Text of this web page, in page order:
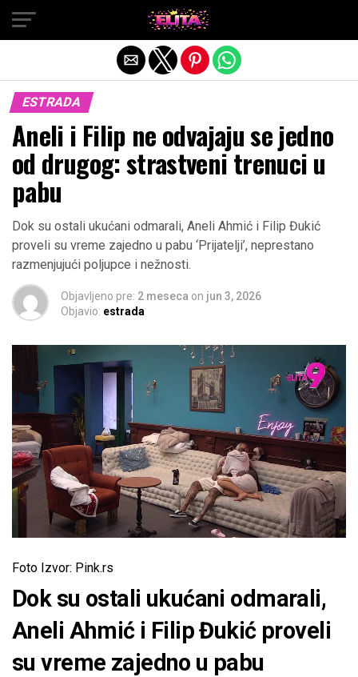
ESTRADA
Aneli i Filip ne odvajaju se jedno
od drugog: strastveni trenuci u
pabu
Dok su ostali ukućani odmarali, Aneli Ahmić i Filip Đukić
proveli su vreme zajedno u pabu ‘Prijatelji’, neprestano
razmenjujući poljupce i nežnosti.
Objavljeno pre: 2 meseca on jun 3, 2026
Objavio: estrada
Foto Izvor: Pink.rs
Dok su ostali ukućani odmarali,
Aneli Ahmić i Filip Đukić proveli
su vreme zajedno u pabu
Exit mobile version